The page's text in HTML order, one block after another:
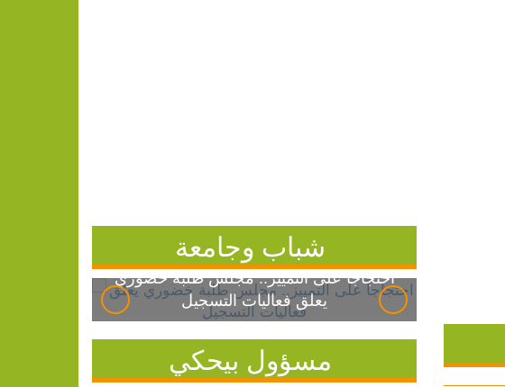
شباب وجامعة
احتجاجاً على التمييز.. مجلس طلبة خضوري
يعلق فعاليات التسجيل
مسؤول بيحكي